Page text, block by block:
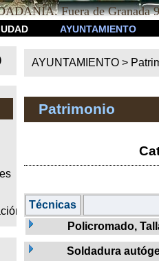
Fuera de Granada
AYUNTAMIENTO
AYUNTAMIENTO >
Patrimonio
Técnicas
Policromado,
Soldadura